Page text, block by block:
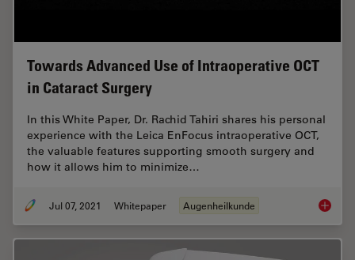
Towards Advanced Use of Intraoperative OCT
in Cataract Surgery
In this White Paper, Dr. Rachid Tahiri shares his personal
experience with the Leica EnFocus intraoperative OCT,
the valuable features supporting smooth surgery and
how it allows him to minimize…
Jul 07, 2021 Whitepaper Augenheilkunde